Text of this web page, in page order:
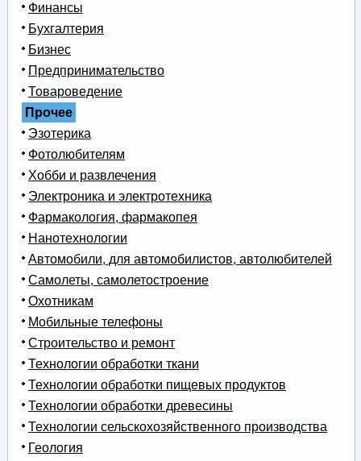
Финансы
Бухгалтерия
Бизнес
Предпринимательство
Товароведение
Прочее
Эзотерика
Фотолюбителям
Хобби и развлечения
Электроника и электротехника
Фармакология, фармакопея
Нанотехнологии
Автомобили, для автомобилистов, автолюбителей
Самолеты, самолетостроение
Охотникам
Мобильные телефоны
Строительство и ремонт
Технологии обработки ткани
Технологии обработки пищевых продуктов
Технологии обработки древесины
Технологии сельскохозяйственного производства
Геология